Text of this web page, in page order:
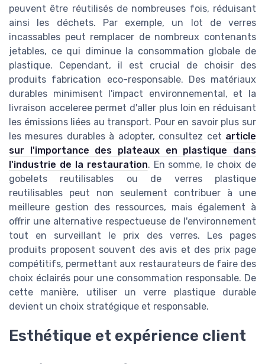
peuvent être réutilisés de nombreuses fois, réduisant
ainsi les déchets. Par exemple, un lot de verres
incassables peut remplacer de nombreux contenants
jetables, ce qui diminue la consommation globale de
plastique. Cependant, il est crucial de choisir des
produits fabrication eco-responsable. Des matériaux
durables minimisent l'impact environnemental, et la
livraison acceleree permet d'aller plus loin en réduisant
les émissions liées au transport. Pour en savoir plus sur
les mesures durables à adopter, consultez cet article
sur l'importance des plateaux en plastique dans
l'industrie de la restauration. En somme, le choix de
gobelets reutilisables ou de verres plastique
reutilisables peut non seulement contribuer à une
meilleure gestion des ressources, mais également à
offrir une alternative respectueuse de l'environnement
tout en surveillant le prix des verres. Les pages
produits proposent souvent des avis et des prix page
compétitifs, permettant aux restaurateurs de faire des
choix éclairés pour une consommation responsable. De
cette manière, utiliser un verre plastique durable
devient un choix stratégique et responsable.
Esthétique et expérience client